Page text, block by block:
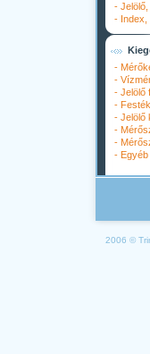
-
-
-
-
- Jelölő
-
- Jelölő
-
-
-
2006 ©